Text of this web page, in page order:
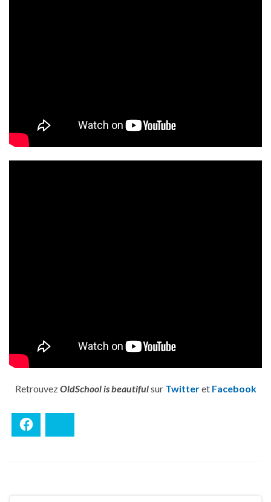
RetrouvezOldSchool is beautifulsur Twitteret Facebook